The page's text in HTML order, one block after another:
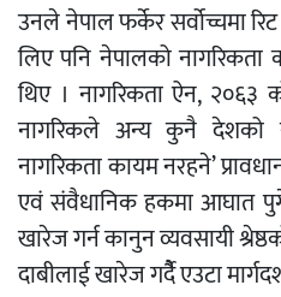
उनले नेपाल फर्केर सर्वोच्चमा
लिए पनि नेपालको नागरिकता
थिए । नागरिकता ऐन, २०६३
नागरिकले अन्य कुनै देशको
नागरिकता कायम नरहने’
एवं संवैधानिक हकमा आघात
खारेज गर्न कानुन व्यवसायी
दाबीलाई खारेज गर्दैै एउटा